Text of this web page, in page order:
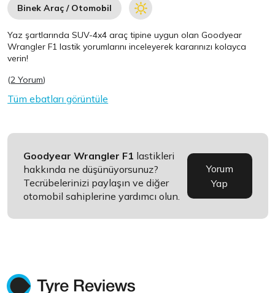
Binek Araç / Otomobil
Yaz şartlarında SUV-4x4 araç tipine uygun olanGoodyear
Wrangler F1 lastik yorumlarını inceleyerek kararınızı kolayca
verin!
(2 Yorum)
Tüm ebatları görüntüle
Goodyear Wrangler F1 lastikleri
hakkında ne düşünüyorsunuz?
Tecrübelerinizi paylaşın ve diğer
otomobil sahiplerine yardımcı olun.
Yorum
Yap